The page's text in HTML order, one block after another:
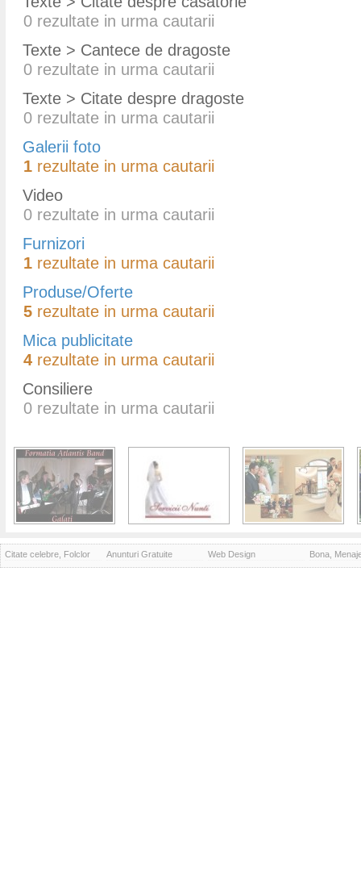
0 rezultate in urma cautarii
Texte > Cantece de dragoste
0 rezultate in urma cautarii
Texte > Citate despre dragoste
0 rezultate in urma cautarii
Galerii foto
1 rezultate in urma cautarii
Video
0 rezultate in urma cautarii
Furnizori
1 rezultate in urma cautarii
Produse/Oferte
5 rezultate in urma cautarii
Mica publicitate
4 rezultate in urma cautarii
Consiliere
0 rezultate in urma cautarii
Citate celebre, Folclor Anunturi Gratuite Web Design Bona,